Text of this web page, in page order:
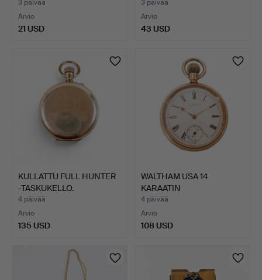
3 päivää
Arvio
21 USD
petsattua puuta…
3 päivää
Arvio
43 USD
KULLATTU FULL HUNTER
-TASKUKELLO.
4 päivää
Arvio
135 USD
WALTHAM USA 14
KARAATIN
KULTAPINNOITETTU T…
4 päivää
Arvio
108 USD